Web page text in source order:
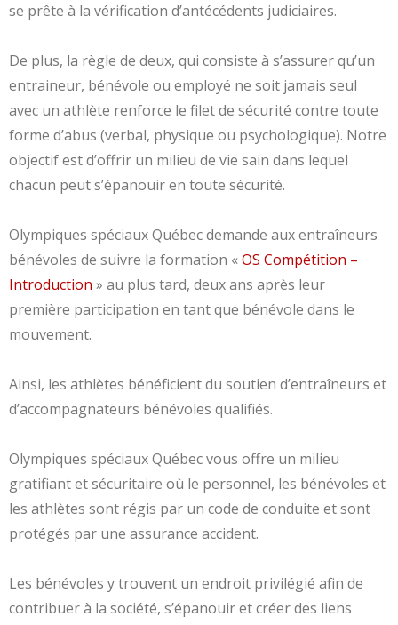
se prête à la vérification d’antécédents judiciaires.
De plus, la règle de deux, qui consiste à s’assurer qu’un
entraineur, bénévole ou employé ne soit jamais seul
avec un athlète renforce le filet de sécurité contre toute
forme d’abus (verbal, physique ou psychologique). Notre
objectif est d’offrir un milieu de vie sain dans lequel
chacun peut s’épanouir en toute sécurité.
Olympiques spéciaux Québec demande aux entraîneurs
bénévoles de suivre la formation «OS Compétition –
Introduction » au plus tard, deux ans après leur
première participation en tant que bénévole dans le
mouvement.
Ainsi, les athlètes bénéficient du soutien d’entraîneurs et
d’accompagnateurs bénévoles qualifiés.
Olympiques spéciaux Québec vous offre un milieu
gratifiant et sécuritaire où le personnel, les bénévoles et
les athlètes sont régis par un code de conduite et sont
protégés par une assurance accident.
Les bénévoles y trouvent un endroit privilégié afin de
contribuer à la société, s’épanouir et créer des liens